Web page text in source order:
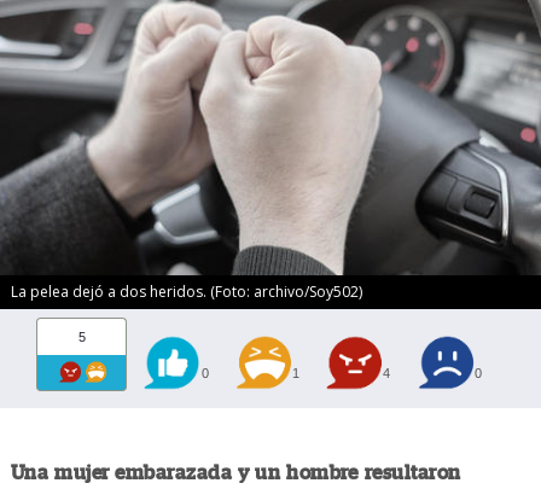
La pelea dejó a dos heridos. (Foto: archivo/Soy502)
5
0 1 4 0
Una mujer embarazada y un hombre resultaron